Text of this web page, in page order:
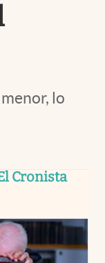
lo
Cronista